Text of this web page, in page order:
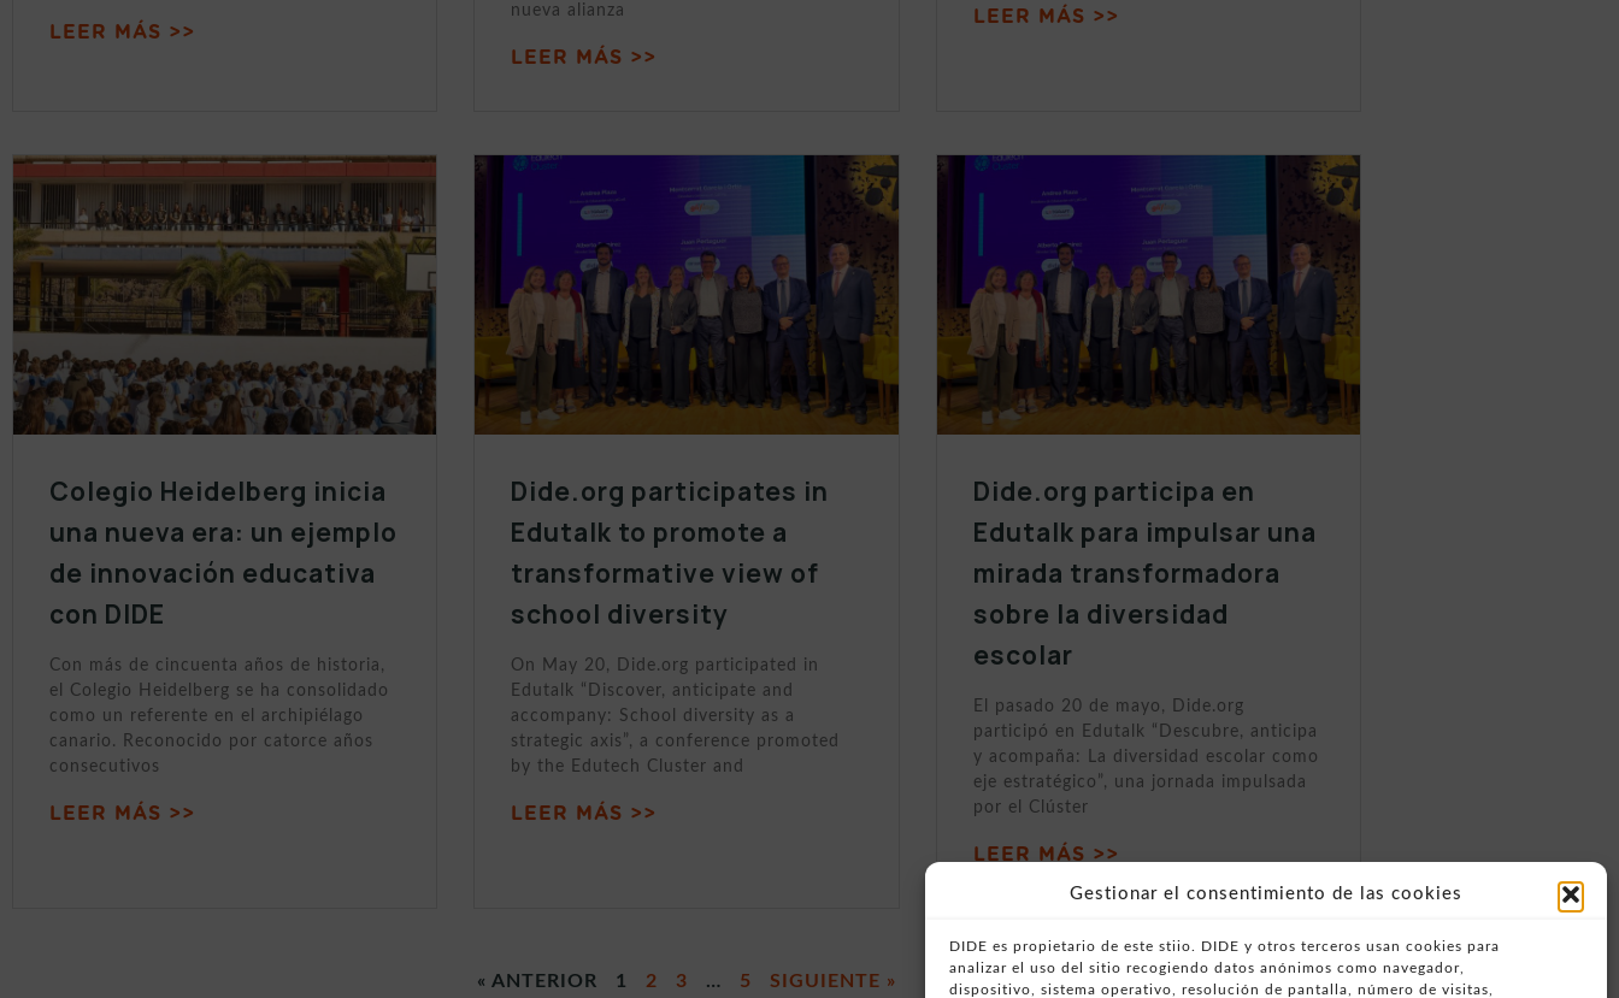
Gestionar el consentimiento de las cookies
DIDE es propietario de este stiio. DIDE y otros terceros usan cookies para
analizar el uso del sitio recogiendo datos anónimos como navegador,
dispositivo, sistema operativo, resolución de pantalla, número de visitas,
LEER MÁS >>
nueva alianza
LEER MÁS >>
LEER MÁS >>
Colegio Heidelberg inicia
una nueva era: un ejemplo
de innovación educativa
con DIDE
Con más de cincuenta años de historia,
el Colegio Heidelberg se ha consolidado
como un referente en el archipiélago
canario. Reconocido por catorce años
consecutivos
LEER MÁS >>
Dide.org participates in
Edutalk to promote a
transformative view of
school diversity
On May 20, Dide.org participated in
Edutalk “Discover, anticipate and
accompany: School diversity as a
strategic axis”, a conference promoted
by the Edutech Cluster and
LEER MÁS >>
Dide.org participa en
Edutalk para impulsar una
mirada transformadora
sobre la diversidad
escolar
El pasado 20 de mayo, Dide.org
participó en Edutalk “Descubre, anticipa
y acompaña: La diversidad escolar como
eje estratégico”, una jornada impulsada
por el Clúster
LEER MÁS >>
« ANTERIOR 1 2 3 … 5 SIGUIENTE »